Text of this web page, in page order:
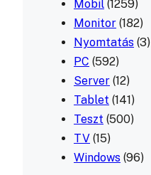
Mobil (1259)
Monitor (182)
Nyomtatás (3)
PC (592)
Server (12)
Tablet (141)
Teszt (500)
TV (15)
Windows (96)